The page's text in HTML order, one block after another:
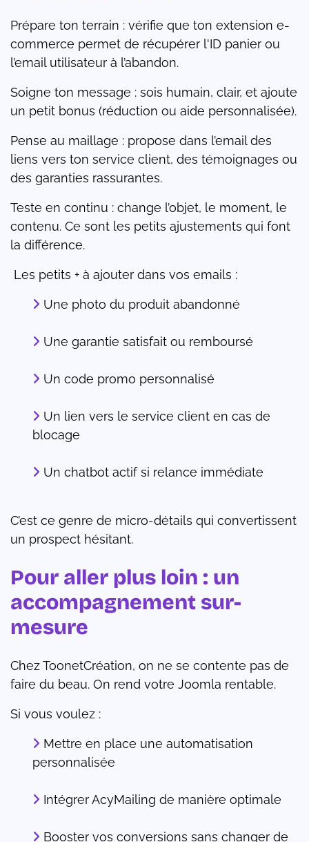
Prépare ton terrain : vérifie que ton extension e-
commerce permet de récupérer l'ID panier ou
l’email utilisateur à l’abandon.
Soigne ton message : sois humain, clair, et ajoute
un petit bonus (réduction ou aide personnalisée).
Pense au maillage : propose dans l’email des
liens vers ton service client, des témoignages ou
des garanties rassurantes.
Teste en continu : change l’objet, le moment, le
contenu. Ce sont les petits ajustements qui font
la différence.
Les petits + à ajouter dans vos emails :
Une photo du produit abandonné
Une garantie satisfait ou remboursé
Un code promo personnalisé
Un lien vers le service client en cas de
blocage
Un chatbot actif si relance immédiate
C’est ce genre de micro-détails qui convertissent
un prospect hésitant.
Pour aller plus loin : un
accompagnement sur-
mesure
Chez ToonetCréation, on ne se contente pas de
faire du beau. On rend votre Joomla rentable.
Si vous voulez :
Mettre en place une automatisation
personnalisée
Intégrer AcyMailing de manière optimale
Booster vos conversions sans changer de